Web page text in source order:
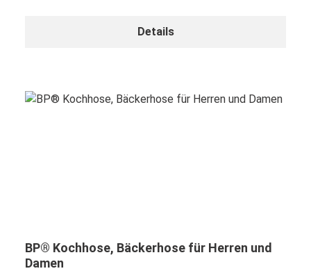
Details
BP® Kochhose, Bäckerhose für Herren und
Damen